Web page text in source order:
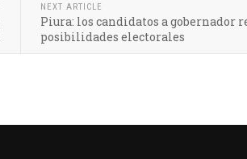
NEXT ARTICLE
Piura: los candidatos a gobernador
posibilidades electorales